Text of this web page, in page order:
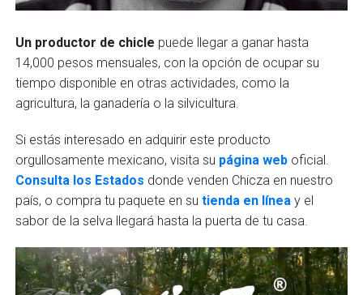
Un productor de chicle puede llegar a ganar hasta
14,000 pesos mensuales, con la opción de ocupar su
tiempo disponible en otras actividades, como la
agricultura, la ganadería o la silvicultura.
Si estás interesado en adquirir este producto
orgullosamente mexicano, visita su página weboficial.
Consulta los Estados donde venden Chicza en nuestro
país, o compra tu paquete en su tienda en línea y el
sabor de la selva llegará hasta la puerta de tu casa.